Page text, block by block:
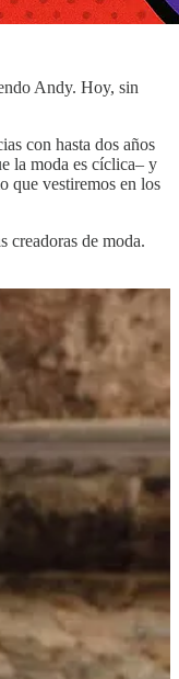
Andy. Hoy, sin
con hasta dos años
la moda es cíclica– y
que vestiremos en los
creadoras de moda.